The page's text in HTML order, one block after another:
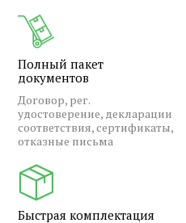
Полный пакет
документов
Договор, рег.
удостоверение, декларации
соответствия, сертификаты,
отказные письма
Быстрая комплектация